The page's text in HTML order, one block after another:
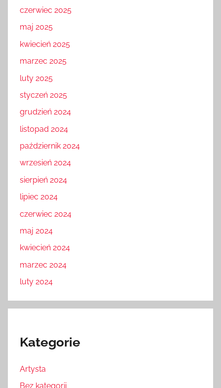
czerwiec 2025
maj 2025
kwiecień 2025
marzec 2025
luty 2025
styczeń 2025
grudzień 2024
listopad 2024
październik 2024
wrzesień 2024
sierpień 2024
lipiec 2024
czerwiec 2024
maj 2024
kwiecień 2024
marzec 2024
luty 2024
Kategorie
Artysta
Bez kategorii